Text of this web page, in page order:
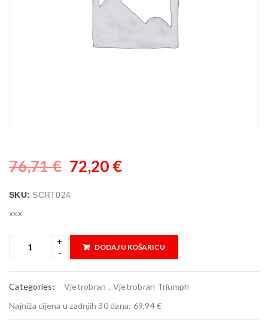
76,71€ 72,20 €
SKU: SCRT024
xxx
DODAJ U KOŠARICU
Categories: Vjetrobran , Vjetrobran Triumph
Najniža cijena u zadnjih 30 dana: 69,94 €